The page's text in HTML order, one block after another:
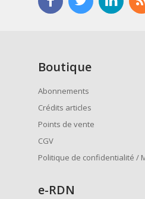
Boutique
Abonnements
Crédits articles
Points de vente
CGV
Politique de confidentialité /
e-RDN